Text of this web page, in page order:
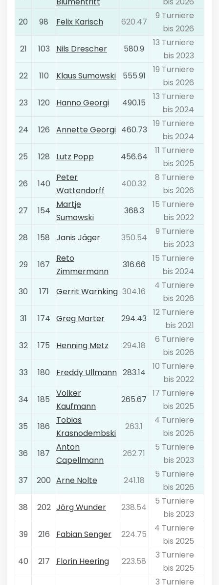
20
98 Felix Karisch 620.47
9 Turniere
bis 2026
21
103 Nils Drescher 580.9
13 Turniere
bis 2023
22
110 Klaus Sumowski 555.91
19 Turniere
bis 2026
23
120 Hanno Georgi 490.15
13 Turniere
bis 2024
24
126 Annette Georgi 460.73
19 Turniere
bis 2024
25
128 Lutz Popp 456.64
11 Turniere
bis 2025
26
140
Peter
Wattendorff
400.32
8 Turniere
bis 2026
27
154
Martje
Sumowski
368.3
15 Turniere
bis 2022
28
158 Janis Jäger 350.54
9 Turniere
bis 2023
29
167
Reto
Zimmermann
316.66
15 Turniere
bis 2024
30
171 Gerrit Warnking 304.16
4 Turniere
bis 2026
31
174 Greg Marter 294.43
12 Turniere
bis 2021
32
175 Henning Metz 294.18
6 Turniere
bis 2026
33
180 Freddy Ullmann 283.14
10 Turniere
bis 2022
34
185
Volker
Kaufmann
265.67
17 Turniere
bis 2025
35
186
Tobias
Krasnodembski
263.1
4 Turniere
bis 2026
36
187
Anton
Capellmann
262.71
5 Turniere
bis 2023
37
200 Arne Nolte 241.18
5 Turniere
bis 2026
38
202 Jörg Wunder 238.54
5 Turniere
bis 2023
39
216 Fabian Senger 224.75
4 Turniere
bis 2025
40
217 Florin Heering 223.58
3 Turniere
bis 2025
3 Turniere